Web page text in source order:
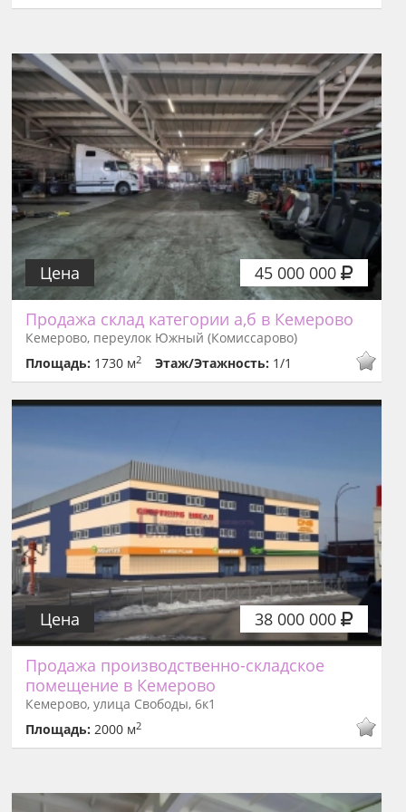
45 000 000
Цена
Продажа склад категории а,б в Кемерово
Кемерово, переулок Южный (Комиссарово)
Площадь: 1730 м2 Этаж/Этажность: 1/1
38 000 000
Цена
Продажа производственно-складское
помещение в Кемерово
Кемерово, улица Свободы, 6к1
Площадь:2000 м2